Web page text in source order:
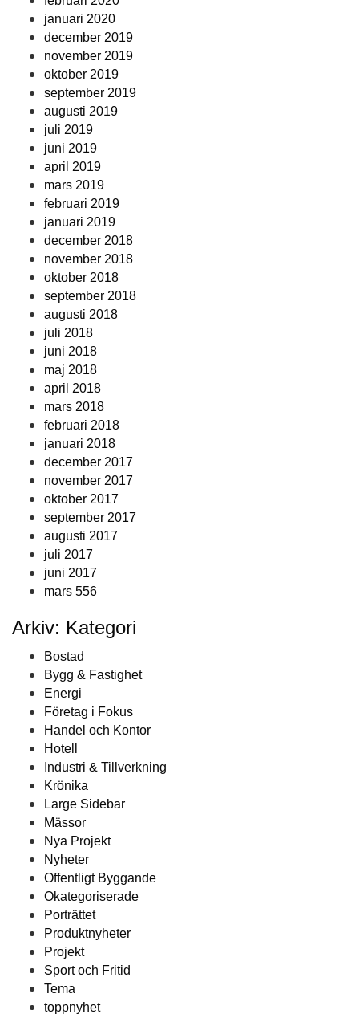
januari 2020
december 2019
november 2019
oktober 2019
september 2019
augusti 2019
juli 2019
juni 2019
april 2019
mars 2019
februari 2019
januari 2019
december 2018
november 2018
oktober 2018
september 2018
augusti 2018
juli 2018
juni 2018
maj 2018
april 2018
mars 2018
februari 2018
januari 2018
december 2017
november 2017
oktober 2017
september 2017
augusti 2017
juli 2017
juni 2017
mars 556
Arkiv: Kategori
Bostad
Bygg & Fastighet
Energi
Företag i Fokus
Handel och Kontor
Hotell
Industri & Tillverkning
Krönika
Large Sidebar
Mässor
Nya Projekt
Nyheter
Offentligt Byggande
Okategoriserade
Porträttet
Produktnyheter
Projekt
Sport och Fritid
Tema
toppnyhet